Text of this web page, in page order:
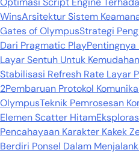
WinsArsitektur Sistem
Gates of OlympusStrategi
Dari Pragmatic Play
Layar Sentuh Untuk
Stabilisasi Refresh Rate Layar
2Pembaruan Protokol
OlympusTeknik Pemrosesan
Elemen Scatter Hitam
Pencahayaan Karakter Kakek
Berdiri Ponsel Dalam